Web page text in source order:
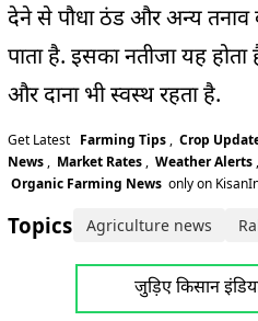
देने से पौधा ठंड और अन्य
पाता है. इसका नतीजा यह
और दाना भी स्वस्थ रहता है.
Get Latest Farming Tips , Crop
News , Market Rates , Weather Alerts ,
Organic Farming News only on
Topics: Agriculture news
जुड़िए किसान